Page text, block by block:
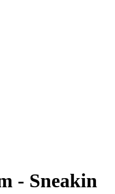
- Sneakin